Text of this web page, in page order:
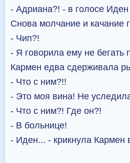
- Адриана?! - в голосе Иден
Снова молчание и качание
- Чип?!
- Я говорила ему не бегать
Кармен едва сдерживала
- Что с ним?!!
- Это моя вина! Не
- Что с ним?! Где он?!
- В больнице!
- Иден... - крикнула Кармен